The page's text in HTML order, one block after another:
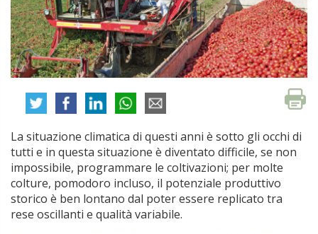
La situazione climatica di questi anni è sotto gli occhi di
tutti e in questa situazione è diventato difficile, se non
impossibile, programmare le coltivazioni; per molte
colture, pomodoro incluso, il potenziale produttivo
storico è ben lontano dal poter essere replicato tra
rese oscillanti e qualità variabile.